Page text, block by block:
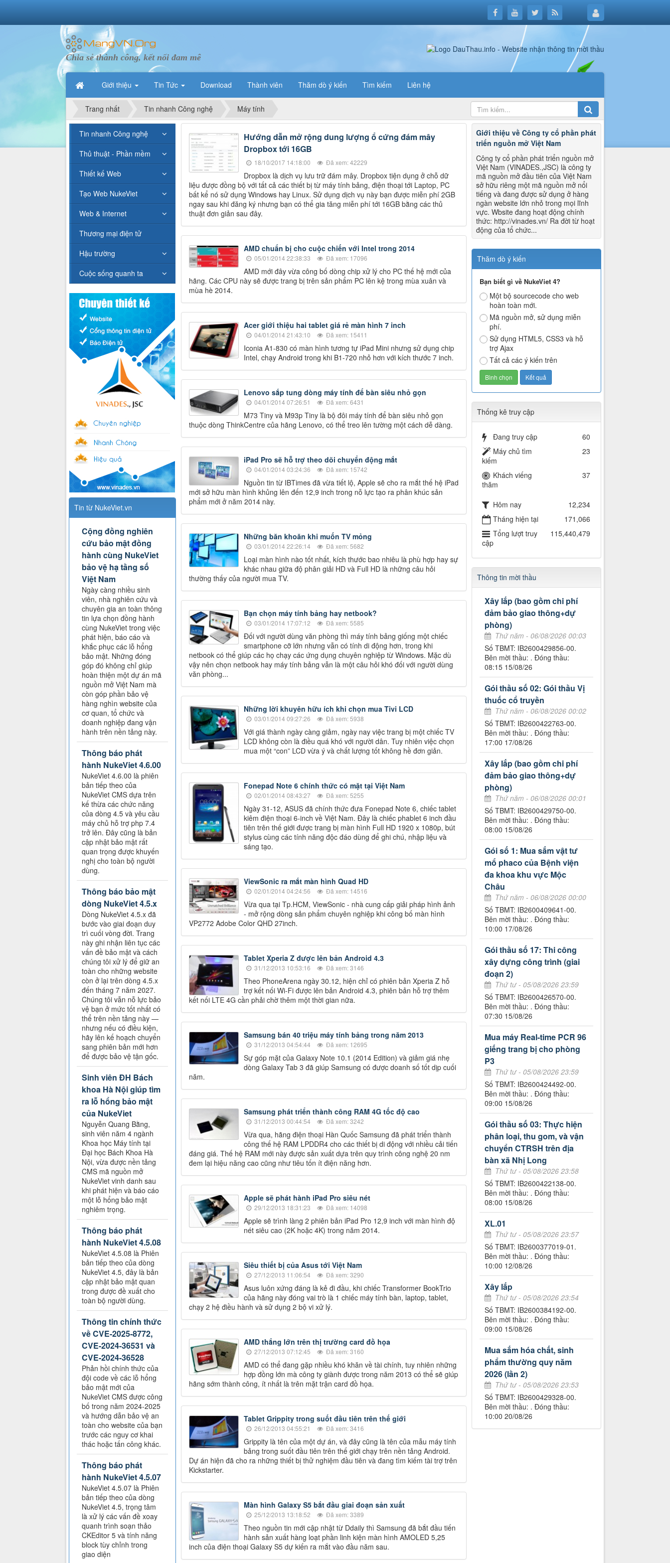
Chia sẻ thành công, kết nối đam mê
Giới thiệu Tin Tức Download Thành viên Thăm dò ý kiến Tìm kiếm Liên hệ
Trang nhất Tin nhanh Công nghệ Máy tính
Hướng dẫn mở rộng dung lượng ổ cứng đám mây
Dropbox tới 16GB
18/10/2017 14:18:00 Đã xem: 42229
Dropbox là dịch vụ lưu trữ đám mây. Dropbox tiện dụng ở chỗ dữ
liệu được đồng bộ với tất cả các thiết bị từ máy tính bảng, điện thoại tới Laptop, PC
bất kể nó sử dụng Windows hay Linux. Sử dụng dịch vụ này bạn được miễn phí 2GB
ngay sau khi đăng ký nhưng bạn có thể gia tăng miễn phí tới 16GB bằng các thủ
thuật đơn giản sau đây.
AMD chuẩn bị cho cuộc chiến với Intel trong 2014
05/01/2014 22:38:33 Đã xem: 17096
AMD mới đây vừa công bố dòng chip xử lý cho PC thế hệ mới của
hãng. Các CPU này sẽ được trang bị trên sản phẩm PC lên kệ trong mùa xuân và
mùa hè 2014.
Acer giới thiệu hai tablet giá rẻ màn hình 7 inch
04/01/2014 21:43:10 Đã xem: 15411
Iconia A1-830 có màn hình tương tự iPad Mini nhưng sử dụng chip
Intel, chạy Android trong khi B1-720 nhỏ hơn với kích thước 7 inch.
Lenovo sắp tung dòng máy tính để bàn siêu nhỏ gọn
04/01/2014 07:26:51 Đã xem: 6431
M73 Tiny và M93p Tiny là bộ đôi máy tính để bàn siêu nhỏ gọn
thuộc dòng ThinkCentre của hãng Lenovo, có thể treo lên tường một cách dễ dàng.
iPad Pro sẽ hỗ trợ theo dõi chuyển động mắt
04/01/2014 03:24:36 Đã xem: 15742
Nguồn tin từ IBTimes đã vừa tiết lộ, Apple sẽ cho ra mắt thế hệ iPad
mới sở hữu màn hình khủng lên đến 12,9 inch trong nỗ lực tạo ra phân khúc sản
phẩm mới ở năm 2014 này.
Những băn khoăn khi muốn TV mỏng
03/01/2014 22:26:14 Đã xem: 5682
Loại màn hình nào tốt nhất, kích thước bao nhiêu là phù hợp hay sự
khác nhau giữa độ phân giải HD và Full HD là những câu hỏi
thường thấy của người mua TV.
Bạn chọn máy tính bảng hay netbook?
03/01/2014 17:07:12 Đã xem: 5585
Đối với người dùng văn phòng thì máy tính bảng giống một chiếc
smartphone cỡ lớn nhưng vẫn có tính di động hơn, trong khi
netbook có thể giúp các họ chạy các ứng dụng chuyên nghiệp từ Windows. Mặc dù
vậy nên chọn netbook hay máy tính bảng vẫn là một câu hỏi khó đối với người dùng
văn phòng...
Những lời khuyên hữu ích khi chọn mua Tivi LCD
03/01/2014 09:27:26 Đã xem: 5938
Với giá thành ngày càng giảm, ngày nay việc trang bị một chiếc TV
LCD không còn là điều quá khó với người dân. Tuy nhiên việc chọn
mua một “con” LCD vừa ý và chất lượng tốt không hề đơn giản.
Fonepad Note 6 chính thức có mặt tại Việt Nam
02/01/2014 08:43:27 Đã xem: 5255
Ngày 31-12, ASUS đã chính thức đưa Fonepad Note 6, chiếc tablet
kiêm điện thoại 6-inch về Việt Nam. Đây là chiếc phablet 6 inch đầu
tiên trên thế giới được trang bị màn hình Full HD 1920 x 1080p, bút
stylus cùng các tính năng độc đáo dùng để ghi chú, nhập liệu và
sáng tạo.
ViewSonic ra mắt màn hình Quad HD
02/01/2014 04:24:56 Đã xem: 14516
Vừa qua tại Tp.HCM, ViewSonic - nhà cung cấp giải pháp hình ảnh
- mở rộng dòng sản phẩm chuyên nghiệp khi công bố màn hình
VP2772 Adobe Color QHD 27inch.
Tablet Xperia Z được lên bản Android 4.3
31/12/2013 10:53:16 Đã xem: 3146
Theo PhoneArena ngày 30.12, hiện chỉ có phiên bản Xperia Z hỗ
trợ kết nối Wi-Fi được lên bản Android 4.3, phiên bản hỗ trợ thêm
kết nối LTE 4G cần phải chờ thêm một thời gian nữa.
Samsung bán 40 triệu máy tính bảng trong năm 2013
31/12/2013 04:54:44 Đã xem: 12695
Sự góp mặt của Galaxy Note 10.1 (2014 Edition) và giảm giá nhẹ
dòng Galaxy Tab 3 đã giúp Samsung có được doanh số tốt dịp cuối
năm.
Samsung phát triển thành công RAM 4G tốc độ cao
31/12/2013 00:44:54 Đã xem: 3242
Vừa qua, hãng điện thoại Hàn Quốc Samsung đã phát triển thành
công thế hệ RAM LPDDR4 cho các thiết bị di động với nhiều cải tiến
đáng giá. Thế hệ RAM mới này được sản xuất dựa trên quy trình công nghệ 20 nm
đem lại hiệu năng cao cũng như tiêu tốn ít điện năng hơn.
Apple sẽ phát hành iPad Pro siêu nét
29/12/2013 18:31:23 Đã xem: 14098
Apple sẽ trình làng 2 phiên bản iPad Pro 12,9 inch với màn hình độ
nét siêu cao (2K hoặc 4K) trong năm 2014.
Siêu thiết bị của Asus tới Việt Nam
27/12/2013 11:06:54 Đã xem: 3290
Asus luôn xứng đáng là kẻ đi đầu, khi chiếc Transformer BookTrio
của hãng này đóng vai trò là 1 chiếc máy tính bàn, laptop, tablet,
chạy 2 hệ điều hành và sử dụng 2 bộ vi xử lý.
AMD thắng lớn trên thị trường card đồ họa
27/12/2013 07:12:45 Đã xem: 3160
AMD có thể đang gặp nhiều khó khăn về tài chính, tuy nhiên những
hợp đồng lớn mà công ty giành được trong năm 2013 có thể sẽ giúp
hãng sớm thành công, ít nhất là trên mặt trận card đồ họa.
Tablet Grippity trong suốt đầu tiên trên thế giới
26/12/2013 04:55:21 Đã xem: 3416
Grippity là tên của một dự án, và đây cũng là tên của mẫu máy tính
bảng trong suốt đầu tiên trên thế giới chạy trên nền tảng Android.
Dự án hiện đã cho ra những thiết bị thử nghiệm đầu tiên và đang tìm kiếm tài trợ trên
Kickstarter.
Màn hình Galaxy S5 bắt đầu giai đoạn sản xuất
25/12/2013 13:18:52 Đã xem: 3389
Theo nguồn tin mới cập nhật từ Ddaily thì Samsung đã bắt đầu tiến
hành sản xuất hàng loạt phần linh kiện màn hình AMOLED 5,25
inch của điện thoại Galaxy S5 dự kiến ra mắt vào đầu năm sau.
Giới thiệu về Công ty cổ phần phát
triển nguồn mở Việt Nam
Công ty cổ phần phát triển nguồn mở
Việt Nam (VINADES.,JSC) là công ty
mã nguồn mở đầu tiên của Việt Nam
sở hữu riêng một mã nguồn mở nổi
tiếng và đang được sử dụng ở hàng
ngàn website lớn nhỏ trong mọi lĩnh
vực. Wbsite đang hoạt động chính
thức: http://vinades.vn/ Ra đời từ hoạt
động của tổ chức...
Thăm dò ý kiến
Bạn biết gì về NukeViet 4?
Một bộ sourcecode cho web
hoàn toàn mới.
Mã nguồn mở, sử dụng miễn
phí.
Sử dụng HTML5, CSS3 và hỗ
trợ Ajax
Tất cả các ý kiến trên
Thống kê truy cập
Đang truy cập
60
Máy chủ tìm
kiếm
23
Khách viếng
thăm
37
Hôm nay
12,234
Tháng hiện tại
171,066
Tổng lượt truy
cập
115,440,479
Thông tin mời thầu
Xây lắp (bao gồm chi phí
đảm bảo giao thông+dự
phòng)
Thứ năm - 06/08/2026 00:03
Số TBMT: IB2600429856-00.
Bên mời thầu: . Đóng thầu:
08:15 15/08/26
Gói thầu số 02: Gói thầu Vị
thuốc cổ truyền
Thứ năm - 06/08/2026 00:02
Số TBMT: IB2600422763-00.
Bên mời thầu: . Đóng thầu:
17:00 17/08/26
Xây lắp (bao gồm chi phí
đảm bảo giao thông+dự
phòng)
Thứ năm - 06/08/2026 00:01
Số TBMT: IB2600429750-00.
Bên mời thầu: . Đóng thầu:
08:00 15/08/26
Gói số 1: Mua sắm vật tư
mổ phaco của Bệnh viện
đa khoa khu vực Mộc
Châu
Thứ năm - 06/08/2026 00:00
Số TBMT: IB2600409641-00.
Bên mời thầu: . Đóng thầu:
10:00 17/08/26
Gói thầu số 17: Thi công
xây dựng công trình (giai
đoạn 2)
Thứ tư - 05/08/2026 23:59
Số TBMT: IB2600426570-00.
Bên mời thầu: . Đóng thầu:
07:30 15/08/26
Mua máy Real-time PCR 96
giếng trang bị cho phòng
P3
Thứ tư - 05/08/2026 23:59
Số TBMT: IB2600424492-00.
Bên mời thầu: . Đóng thầu:
09:00 15/08/26
Gói thầu số 03: Thực hiện
phân loại, thu gom, và vận
chuyển CTRSH trên địa
bàn xã Nhị Long
Thứ tư - 05/08/2026 23:58
Số TBMT: IB2600422138-00.
Bên mời thầu: . Đóng thầu:
08:00 15/08/26
XL.01
Thứ tư - 05/08/2026 23:57
Số TBMT: IB2600377019-01.
Bên mời thầu: . Đóng thầu:
10:00 12/08/26
Xây lắp
Thứ tư - 05/08/2026 23:54
Số TBMT: IB2600384192-00.
Bên mời thầu: . Đóng thầu:
09:00 15/08/26
Mua sắm hóa chất, sinh
phẩm thường quy năm
2026 (lần 2)
Thứ tư - 05/08/2026 23:53
Số TBMT: IB2600429328-00.
Bên mời thầu: . Đóng thầu:
10:00 20/08/26
Tin nhanh Công nghệ
Thủ thuật - Phần mềm
Thiết kế Web
Tạo Web NukeViet
Web & Internet
Thương mại điện tử
Hậu trường
Cuộc sống quanh ta
Tin từ NukeViet.vn
Cộng đồng nghiên
cứu bảo mật đồng
hành cùng NukeViet
bảo vệ hạ tầng số
Việt Nam
Ngày càng nhiều sinh
viên, nhà nghiên cứu và
chuyên gia an toàn thông
tin lựa chọn đồng hành
cùng NukeViet trong việc
phát hiện, báo cáo và
khắc phục các lỗ hổng
bảo mật. Những đóng
góp đó không chỉ giúp
hoàn thiện một dự án mã
nguồn mở Việt Nam mà
còn góp phần bảo vệ
hàng nghìn website của
cơ quan, tổ chức và
doanh nghiệp đang vận
hành trên nền tảng này.
Thông báo phát
hành NukeViet 4.6.00
NukeViet 4.6.00 là phiên
bản tiếp theo của
NukeViet CMS dựa trên
kế thừa các chức năng
của dòng 4.5 và yêu cầu
máy chủ hỗ trợ php 7.4
trở lên. Đây cũng là bản
cập nhật bảo mật rất
quan trọng được khuyến
nghị cho toàn bộ người
dùng.
Thông báo bảo mật
dòng NukeViet 4.5.x
Dòng NukeViet 4.5.x đã
bước vào giai đoạn duy
trì cuối vòng đời. Trang
này ghi nhận liên tục các
vấn đề bảo mật và cách
chúng tôi xử lý để giữ an
toàn cho những website
còn ở lại trên dòng 4.5.x
đến tháng 7 năm 2027.
Chúng tôi vẫn nỗ lực bảo
vệ bạn ở mức tốt nhất có
thể trên nền tảng này —
nhưng nếu có điều kiện,
hãy lên kế hoạch chuyển
sang phiên bản mới hơn
để được bảo vệ tận gốc.
Sinh viên ĐH Bách
khoa Hà Nội giúp tìm
ra lỗ hổng bảo mật
của NukeViet
Nguyễn Quang Bằng,
sinh viên năm 4 ngành
Khoa học Máy tính tại
Đại học Bách Khoa Hà
Nội, vừa được nền tảng
CMS mã nguồn mở
NukeViet vinh danh sau
khi phát hiện và báo cáo
một lỗ hổng bảo mật
nghiêm trọng.
Thông báo phát
hành NukeViet 4.5.08
NukeViet 4.5.08 là Phiên
bản tiếp theo của dòng
NukeViet 4.5, đây là bản
cập nhật bảo mật quan
trong được đề xuất cho
toàn bộ người dùng.
Thông tin chính thức
về CVE-2025-8772,
CVE-2024-36531 và
CVE-2024-36528
Phản hồi chính thức của
đội code về các lỗ hổng
bảo mật mới của
NukeViet CMS được công
bố trong năm 2024-2025
và hướng dẫn bảo vệ an
toàn cho website của bạn
trước các nguy cơ khai
thác hoặc tấn công khác.
Thông báo phát
hành NukeViet 4.5.07
NukeViet 4.5.07 là Phiên
bản tiếp theo của dòng
NukeViet 4.5, trọng tâm
là xử lý các vấn đề xoay
quanh trình soạn thảo
CKEditor 5 và tính năng
block tùy chỉnh trong
giao diện